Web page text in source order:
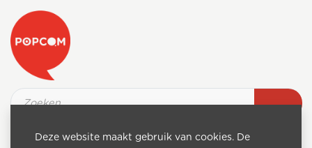
Deze website maakt gebruik van cookies. De